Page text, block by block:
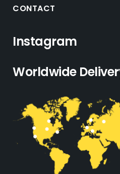
CONTACT
Instagram
Worldwide